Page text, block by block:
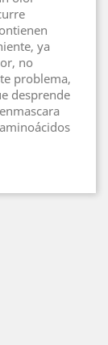
ya
no
problema,
desprende